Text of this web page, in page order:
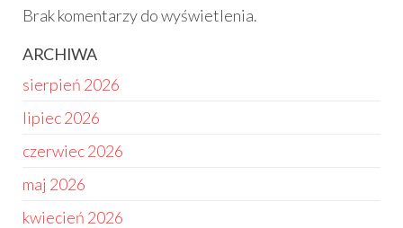
Brak komentarzy do wyświetlenia.
ARCHIWA
sierpień 2026
lipiec 2026
czerwiec 2026
maj 2026
kwiecień 2026